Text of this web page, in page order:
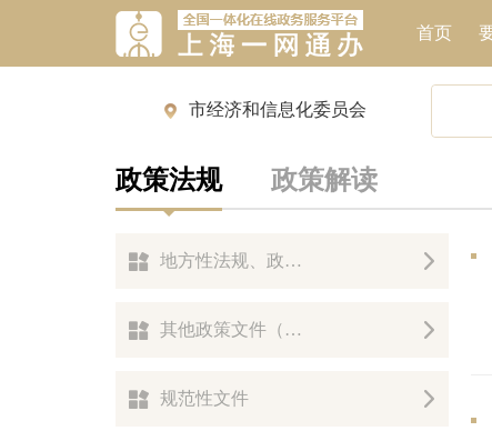
政策法规 政策解读
地方性法规、政府规章
其他政策文件（电力营商环境政策）
规范性文件